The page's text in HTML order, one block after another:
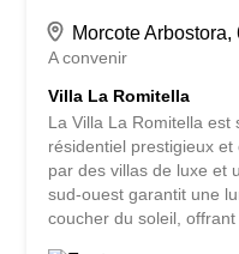
Morcote
A convenir
Villa La Romitella
La Villa La Romitella
résidentiel prestigieux
par des villas de luxe et
sud-ouest garantit une
coucher du soleil,